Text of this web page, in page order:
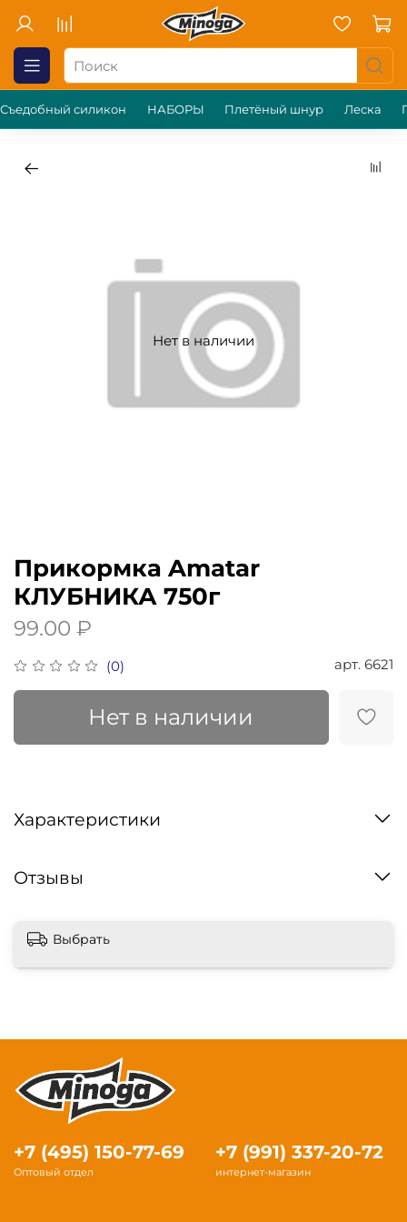
Съедобный силикон НАБОРЫ Плетёный шнур Леска
Нет в наличии
(0) арт. 6621
Прикормка Amatar
КЛУБНИКА 750г
99.00 ₽
Нет в наличии
Характеристики
Отзывы
Выбрать
+7 (495) 150-77-69
Оптовый отдел
+7 (991) 337-20-72
интернет-магазин